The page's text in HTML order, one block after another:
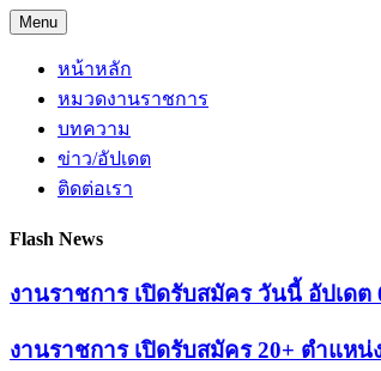
Skip
to
content
Menu
หน้าหลัก
หมวดงานราชการ
บทความ
ข่าว/อัปเดต
ติดต่อเรา
Flash News
งานราชการ เปิดรับสมัคร วันนี้ อัปเด
งานราชการ เปิดรับสมัคร 20+ ตำแห